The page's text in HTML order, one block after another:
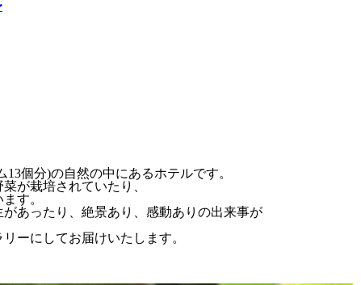
個分)の自然の中にあるホテルです。
が栽培されていたり、
す。
あったり、絶景あり、感動ありの出来事が
ーにしてお届けいたします。